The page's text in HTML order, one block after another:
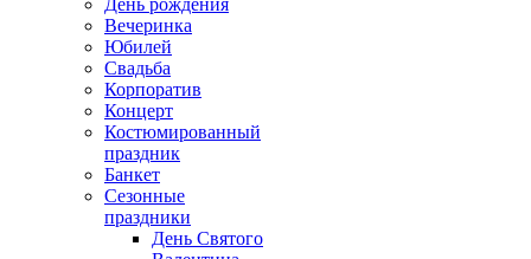
Вечеринка
Юбилей
Свадьба
Корпоратив
Концерт
Костюмированный
праздник
Банкет
Сезонные
праздники
День Святого